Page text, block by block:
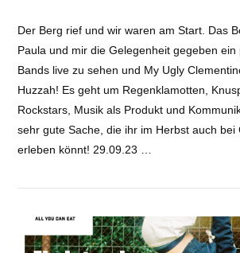
VIEW POST
LINK
Der Berg rief und wir waren am Start. Das
Paula und mir die Gelegenheit gegeben
Bands live zu sehen und My Ugly
Huzzah! Es geht um Regenklamotten,
Rockstars, Musik als Produkt und
sehr gute Sache, die ihr im Herbst auch bei
erleben könnt! 29.09.23 …